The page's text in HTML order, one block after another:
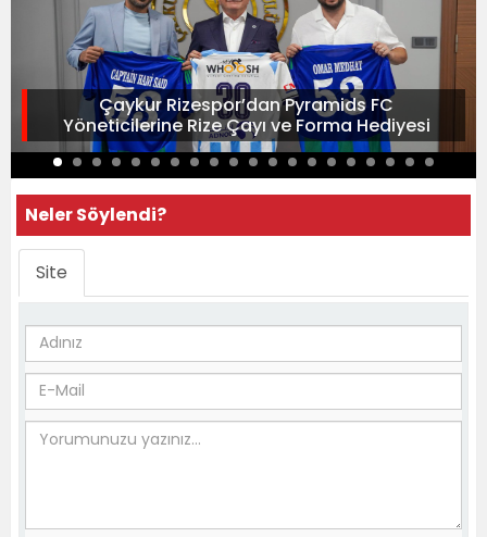
Çaykur Rizespor’dan Pyramids FC
Yöneticilerine Rize Çayı ve Forma Hediyesi
Neler Söylendi?
Site